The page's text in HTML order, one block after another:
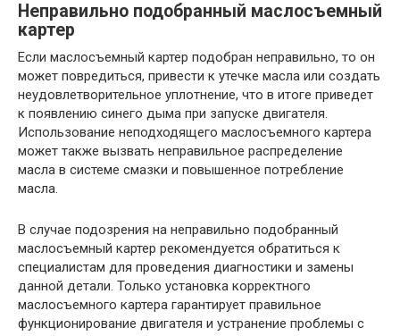
Неправильно подобранный маслосъемный
картер
Если маслосъемный картер подобран неправильно, то он
может повредиться, привести к утечке масла или создать
неудовлетворительное уплотнение, что в итоге приведет
к появлению синего дыма при запуске двигателя.
Использование неподходящего маслосъемного картера
может также вызвать неправильное распределение
масла в системе смазки и повышенное потребление
масла.
В случае подозрения на неправильно подобранный
маслосъемный картер рекомендуется обратиться к
специалистам для проведения диагностики и замены
данной детали. Только установка корректного
маслосъемного картера гарантирует правильное
функционирование двигателя и устранение проблемы с